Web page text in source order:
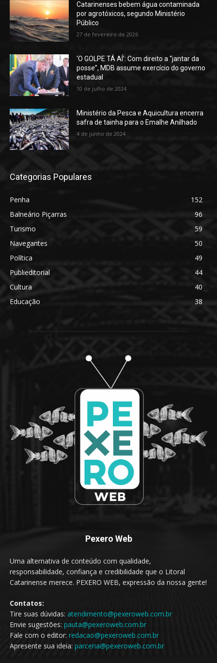
Catarinenses bebem água contaminada
por agrotóxicos, segundo Ministério
Público
27 de fevereiro de 2026
‘O GOLPE TÁ AÍ’: Com direito a “jantar da
posse”, MDB assume exercício do governo
estadual
10 de julho de 2024
Ministério da Pesca e Aquicultura encerra
safra de tainha para o Emalhe Anilhado
4 de junho de 2024
Categorias Populares
Penha
152
Balneário Piçarras
96
Turismo
59
Navegantes
50
Política
49
Publieditorial
44
Cultura
40
Educação
38
Pexero Web
Uma alternativa de conteúdo com qualidade,
responsabilidade, confiança e credibilidade que o Litoral
Catarinense merece. PEXERO WEB, expressão da nossa gente!
Contatos:
Tire suas dúvidas: atendimento@pexeroweb.com.br
Envie sugestões: pauta@pexeroweb.com.br
Fale com o editor: redacao@pexeroweb.com.br
Apresente sua ideia: parceria@pexeroweb.com.br